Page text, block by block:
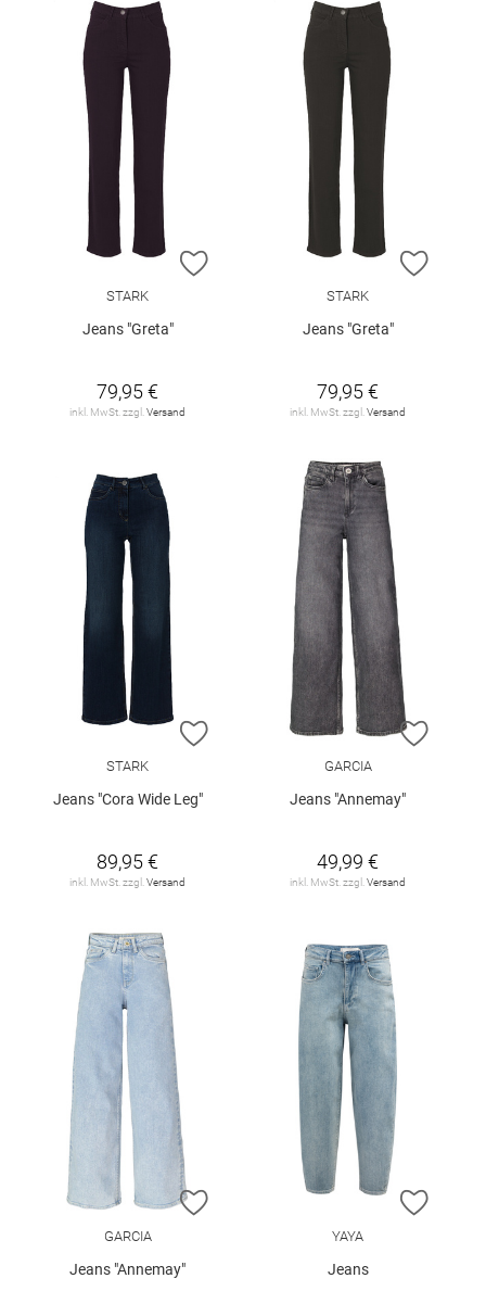
ZUR WUNSCHLISTE HINZUFÜGEN
STARK
Jeans "Greta"
79,95 €
inkl. MwSt. zzgl. Versand
ZUR
STARK
Jeans "Greta"
79,95 €
inkl. MwSt. zzgl. Versand
ZUR WUNSCHLISTE HINZUFÜGEN
STARK
Jeans "Cora Wide Leg"
89,95 €
inkl. MwSt. zzgl. Versand
ZUR
GARCIA
Jeans "Annemay"
49,99 €
inkl. MwSt. zzgl. Versand
ZUR WUNSCHLISTE HINZUFÜGEN
GARCIA
Jeans "Annemay"
ZUR
YAYA
Jeans